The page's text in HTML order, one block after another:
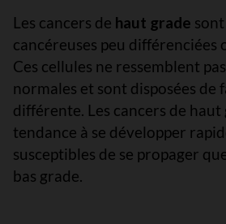
Les cancers de haut grade
cancéreuses peu différenciées
Ces cellules ne ressemblent
normales et sont disposées de
différente. Les cancers de
tendance à se développer
susceptibles de se propager
bas grade.